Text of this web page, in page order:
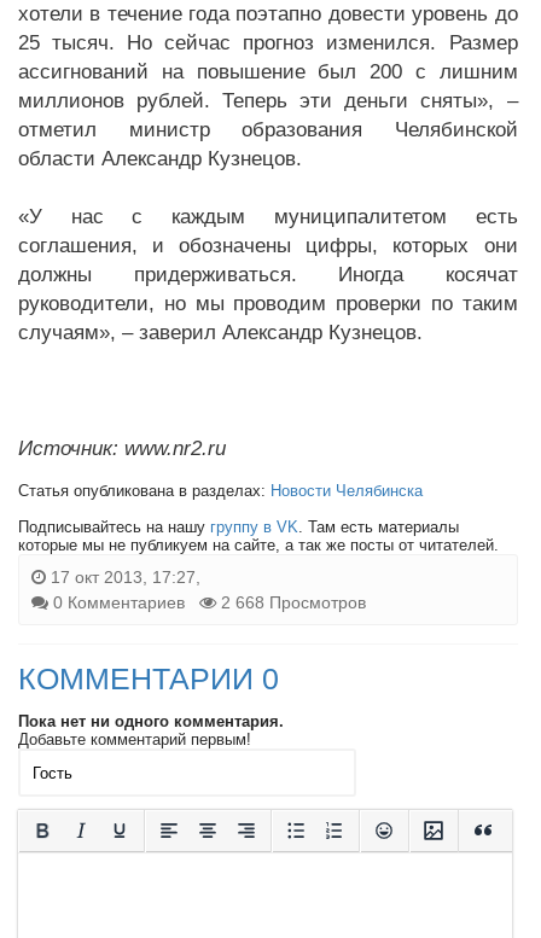
хотели в течение года поэтапно довести уровень до
25 тысяч. Но сейчас прогноз изменился. Размер
ассигнований на повышение был 200 с лишним
миллионов рублей. Теперь эти деньги сняты», –
отметил министр образования Челябинской
области Александр Кузнецов.
«У нас с каждым муниципалитетом есть
соглашения, и обозначены цифры, которых они
должны придерживаться. Иногда косячат
руководители, но мы проводим проверки по таким
случаям», – заверил Александр Кузнецов.
Источник: www.nr2.ru
Статья опубликована в разделах: Новости Челябинска
Подписывайтесь на нашу группу в VK. Там есть материалы
которые мы не публикуем на сайте, а так же посты от читателей.
17 окт 2013, 17:27,
0 Комментариев
2 668 Просмотров
КОММЕНТАРИИ 0
Пока нет ни одного комментария.
Добавьте комментарий первым!